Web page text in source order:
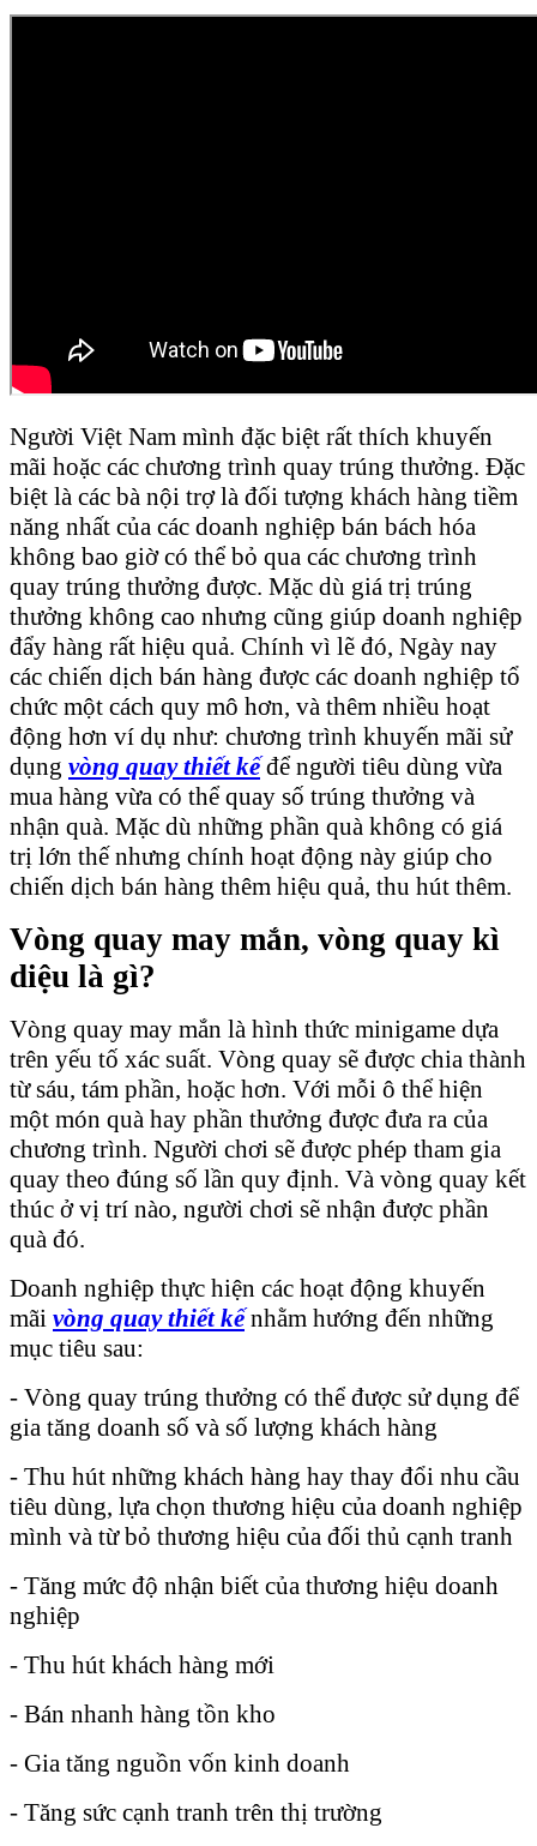
Người Việt Nam mình đặc biệt rất thích khuyến
mãi hoặc các chương trình quay trúng thưởng. Đặc
biệt là các bà nội trợ là đối tượng khách hàng tiềm
năng nhất của các doanh nghiệp bán bách hóa
không bao giờ có thể bỏ qua các chương trình
quay trúng thưởng được. Mặc dù giá trị trúng
thưởng không cao nhưng cũng giúp doanh nghiệp
đẩy hàng rất hiệu quả. Chính vì lẽ đó, Ngày nay
các chiến dịch bán hàng được các doanh nghiệp tổ
chức một cách quy mô hơn, và thêm nhiều hoạt
động hơn ví dụ như: chương trình khuyến mãi sử
dụng vòng quay thiết kế để người tiêu dùng vừa
mua hàng vừa có thể quay số trúng thưởng và
nhận quà. Mặc dù những phần quà không có giá
trị lớn thế nhưng chính hoạt động này giúp cho
chiến dịch bán hàng thêm hiệu quả, thu hút thêm.
Vòng quay may mắn, vòng quay kì
diệu là gì?
Vòng quay may mắn là hình thức minigame dựa
trên yếu tố xác suất. Vòng quay sẽ được chia thành
từ sáu, tám phần, hoặc hơn. Với mỗi ô thể hiện
một món quà hay phần thưởng được đưa ra của
chương trình. Người chơi sẽ được phép tham gia
quay theo đúng số lần quy định. Và vòng quay kết
thúc ở vị trí nào, người chơi sẽ nhận được phần
quà đó.
Doanh nghiệp thực hiện các hoạt động khuyến
mãi vòng quay thiết kếnhằm hướng đến những
mục tiêu sau:
- Vòng quay trúng thưởng có thể được sử dụng để
gia tăng doanh số và số lượng khách hàng
- Thu hút những khách hàng hay thay đổi nhu cầu
tiêu dùng, lựa chọn thương hiệu của doanh nghiệp
mình và từ bỏ thương hiệu của đối thủ cạnh tranh
- Tăng mức độ nhận biết của thương hiệu doanh
nghiệp
- Thu hút khách hàng mới
- Bán nhanh hàng tồn kho
- Gia tăng nguồn vốn kinh doanh
- Tăng sức cạnh tranh trên thị trường